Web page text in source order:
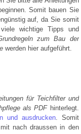
Somit bauen Sie
auf, da Sie somit
wichtige Tipps und
zum Bau der
werden hier aufgeführt.
für Teichfilter und
als PDFhinterlegt.
und ausdrucken. Somit
nach draussen in den